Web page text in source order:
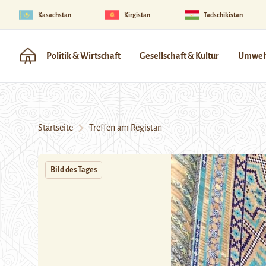
Kasachstan Kirgistan Tadschikistan
Politik & Wirtschaft Gesellschaft & Kultur
Startseite Treffen am Registan
Bild des Tages